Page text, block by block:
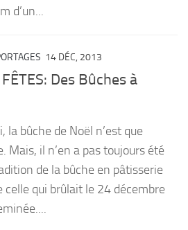
d’un...
14 DÉC, 2013
FÊTES: Des Bûches à
la bûche de Noël n’est que
Mais, il n’en a pas toujours été
de la bûche en pâtisserie
celle qui brûlait le 24 décembre